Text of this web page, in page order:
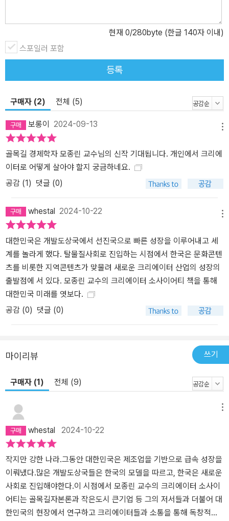
간의 경계가 모호해지고 도시가 크리에이터의 중심지로 부상하면서
현대의 크리에이터는 온라인, 오프라인(상권), 도시(생활권)의 3대
축을 기반으로 활동하게 되었다. 3대 축 전략을 취하는 대표적인 기
적극적으로 진출하고 있으며, 특히 성수동을 허브로 브랜드 정체성을
상징적 장소인 대림창고를 인수했다. 온라인 플랫폼을 넘어 다양한
무신사는 온라인과 타 지역 오프라인 매장에서도 ‘성수동 마케팅’을
진행할 가능성이 높다. AI 시대, 어떤 기술이 주목받을까? 19세기 미
학자 윌리엄 모리스는 ‘아름다운 일’을 강조했다. 자유롭고 독립적으
로 창의성을 발휘하는 크리에이터는 현대판 윌리엄 모리스다. 그들은
‘나다움’을 무기 삼고 지적 기술 대신 공예 등 신체적 기술에서 새로운
기회를 찾는다. 생성형 AI의 등장으로 크리에이터들의 입지가 좁아지
지는 않을까 하는 시각에 모종린 교수는 어떻게 답할까? AI는 인간을
대체하는 기술이 아닌 인간을 보조하는 기술이다. 기존의 빅테크가
시장을 독점하고 개인의 자율성을 억압하는 ‘집단 기술’의 예를 보여
주었지만, 앞으로는 개인 소유의 AI와 블록체인이 다양한 디지털 솔
루션을 제공하는 ‘개인 기술’로서 크리에이터 경제의 토대가 될 것이
다. 회사의 모든 직원이 크리에이터가 된다면? 앞으로 기업은 모든 직
원을 크리에이터로 인식하고 지원하는 문화를 내재화해야 한다. 조직
렇게 되면 기업 문화도 한층 더 자유로워진다. 예를 들어, 한때 논란이
한 기본 복지가 된다. 크리에이터 직원을 적극 받아들이는 데 그치지
브랜드로 만들어주는 대표적인 기업이다. 공동 창립자 리드 헤이스팅
교육을 제공하고 개개인의 성취를 적극적으로 홍보하며 각자의 개성
과 가치를 강화하는 것이다. 넷플릭스의 인재들은 개인의 성공이 곧
회사의 성공으로 이어진다는 것을 명확히 인식하며, 각자의 분야에서
리더로 자리매김한다. 제주와 양양, 포틀랜드와 쇠데르말름: 다시 살
아나는 도시의 비밀은? 미래의 도시는 크리에이터와 콘텐츠가 동네
단위로 집중된 ‘크리에이터 타운’의 형태로 재편될 것이다. 이때 당근
마켓과 네이버 같은 ‘하이퍼로컬’ 서비스가 중요한 역할을 한다. 세계
적으로 ‘힙’한 도시로 손꼽히는 포틀랜드와 쇠데르말름이 대표적인 크
리에이터 타운이다. 디지털 인프라가 잘 갖춰져 있으면서도 물리적
현재 0/280byte (한글 140자 이내)
스포일러 포함
등록
구매자 (2) 전체 (5)
보롱이 2024-09-13
골목길 경제학자 모종린 교수님의 신작 기대됩니다. 개인에서 크리에
이터로 어떻게 살아야 할지 궁금하네요.
공감 (1) 댓글 (0)
whestal 2024-10-22
대한민국은 개발도상국에서 선진국으로 빠른 성장을 이루어내고 세
계를 놀라게 했다. 탈물질사회로 진입하는 시점에서 한국은 문화콘텐
츠를 비롯한 지역콘텐츠가 맞물려 새로운 크리에이터 산업의 성장의
출발점에 서 있다. 모종린 교수의 크리에이터 소사이어티 책을 통해
대한민국 미래를 엿보다.
공감 (0) 댓글 (0)
마이리뷰 쓰기
구매자 (1) 전체 (9)
whestal 2024-10-22
작지만 강한 나라.그동안 대한민국은 제조업을 기반으로 급속 성장을
이뤄냈다.많은 개발도상국들은 한국의 모델을 따르고, 한국은 새로운
사회로 진입해야한다.이 시점에서 모종린 교수의 크리에이터 소사이
어티는 골목길자본론과 작은도시 큰기업 등 그의 저서들과 더불어 대
한민국의 현장에서 연구하고 크리에이터들과 소통을 통해 독창적인